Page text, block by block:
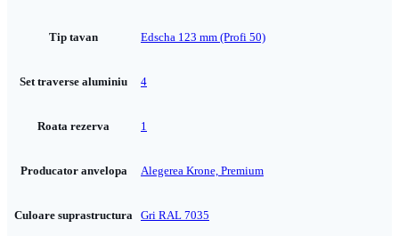
Tip tavan Edscha 123 mm (Profi 50)
Set traverse aluminiu 4
Roata rezerva 1
Producator anvelopa Alegerea Krone, Premium
Culoare suprastructura Gri RAL 7035